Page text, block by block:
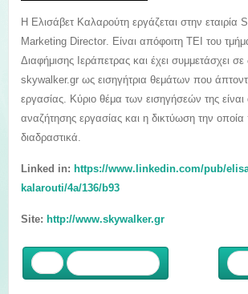
Η Ελισάβετ Καλαρούτη εργάζεται στην εταιρία
Marketing Director. Είναι απόφοιτη ΤΕΙ του
Διαφήμισης Ιεράπετρας και έχει συμμετάσχει σε
skywalker.gr ως εισηγήτρια θεμάτων που
εργασίας. Κύριο θέμα των εισηγήσεών της είναι
αναζήτησης εργασίας και η δικτύωση την οποία
διαδραστικά.
Linked in: https://www.linkedin.com/pub/
kalarouti/4a/136/b93
Site: http://www.skywalker.gr